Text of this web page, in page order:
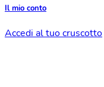
Il mio conto
Accedi al tuo cruscotto